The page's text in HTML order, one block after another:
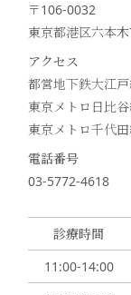
〒106-0032
東京都港区六本
アクセス
都営地下鉄大江
東京メトロ日比
東京メトロ千代
電話番号
03-5772-4618
診療時間
11:00-14:00